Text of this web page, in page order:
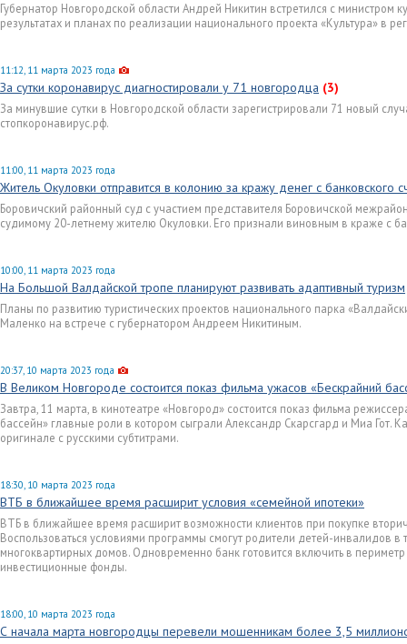
Губернатор Новгородской области Андрей Никитин встретился с министром
результатах и планах по реализации национального проекта «Культура» в
11:12, 11 марта 2023 года
За сутки коронавирус диагностировали у 71 новгородца (3)
За минувшие сутки в Новгородской области зарегистрировали 71 новый
стопкоронавирус.рф.
11:00, 11 марта 2023 года
Житель Окуловки отправится в колонию за кражу денег с банковского
Боровичский районный суд с участием представителя Боровичской
судимому 20-летнему жителю Окуловки. Его признали виновным в краже с
10:00, 11 марта 2023 года
На Большой Валдайской тропе планируют развивать адаптивный туризм
Планы по развитию туристических проектов национального парка
Маленко на встрече с губернатором Андреем Никитиным.
20:37, 10 марта 2023 года
В Великом Новгороде состоится показ фильма ужасов «Бескрайний
Завтра, 11 марта, в кинотеатре «Новгород» состоится показ фильма
бассейн» главные роли в котором сыграли Александр Скарсгард и Миа Гот.
оригинале с русскими субтитрами.
18:30, 10 марта 2023 года
ВТБ в ближайшее время расширит условия «семейной ипотеки»
ВТБ в ближайшее время расширит возможности клиентов при покупке
Воспользоваться условиями программы смогут родители детей-инвалидов в
многоквартирных домов. Одновременно банк готовится включить в
инвестиционные фонды.
18:00, 10 марта 2023 года
С начала марта новгородцы перевели мошенникам более 3,5